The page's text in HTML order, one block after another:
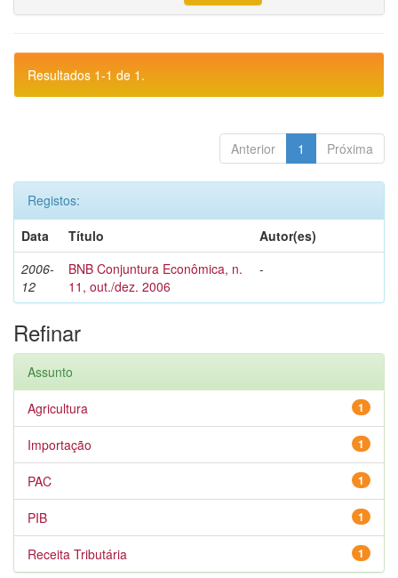
Resultados 1-1 de 1.
Anterior 1 Próxima
Registos:
Data
Título
Autor(es)
2006-
12
BNB Conjuntura Econômica, n.
11, out./dez. 2006
-
Refinar
Assunto
1
Agricultura
1
Importação
1
PAC
1
PIB
1
Receita Tributária